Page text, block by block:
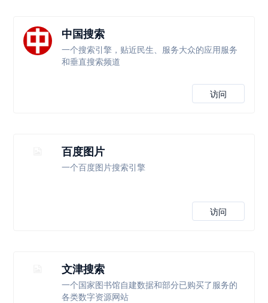
中国搜索
一个搜索引擎，贴近民生、服务大众的应用服务
和垂直搜索频道
访问
百度图片
一个百度图片搜索引擎
访问
文津搜索
一个国家图书馆自建数据和部分已购买了服务的
各类数字资源网站